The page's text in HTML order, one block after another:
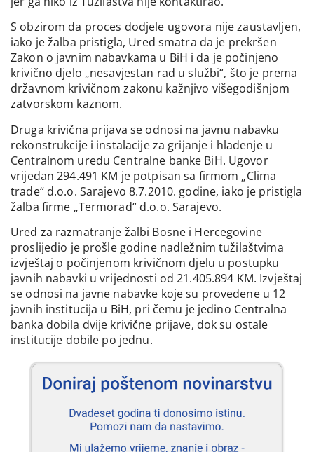
S obzirom da proces dodjele ugovora nije zaustavljen,
iako je žalba pristigla, Ured smatra da je prekršen
Zakon o javnim nabavkama u BiH i da je počinjeno
krivično djelo „nesavjestan rad u službi“, što je prema
državnom krivičnom zakonu kažnjivo višegodišnjom
zatvorskom kaznom.
Druga krivična prijava se odnosi na javnu nabavku
rekonstrukcije i instalacije za grijanje i hlađenje u
Centralnom uredu Centralne banke BiH. Ugovor
vrijedan 294.491 KM je potpisan sa firmom „Clima
trade“ d.o.o. Sarajevo 8.7.2010. godine, iako je pristigla
žalba firme „Termorad“ d.o.o. Sarajevo.
Ured za razmatranje žalbi Bosne i Hercegovine
proslijedio je prošle godine nadležnim tužilaštvima
izvještaj o počinjenom krivičnom djelu u postupku
javnih nabavki u vrijednosti od 21.405.894 KM. Izvještaj
se odnosi na javne nabavke koje su provedene u 12
javnih institucija u BiH, pri čemu je jedino Centralna
banka dobila dvije krivične prijave, dok su ostale
institucije dobile po jednu.